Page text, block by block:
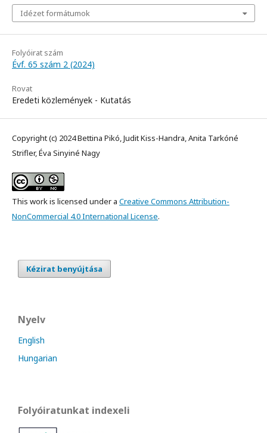
Idézet formátumok
Folyóirat szám
Évf. 65 szám 2 (2024)
Rovat
Eredeti közlemények - Kutatás
Copyright (c) 2024 Bettina Pikó, Judit Kiss-Handra, Anita Tarkóné
Strifler, Éva Sinyiné Nagy
This work is licensed under a Creative Commons Attribution-
NonCommercial 4.0 International License.
Kézirat benyújtása
Nyelv
English
Hungarian
Folyóiratunkat indexeli